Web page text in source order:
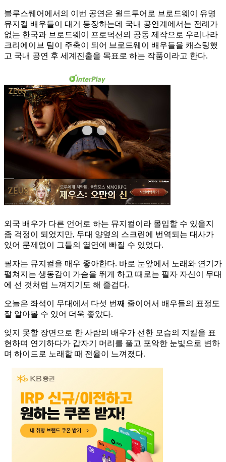
블루스퀘어에서의 이번 공연은 월드투어로 브로드웨이 유명
뮤지컬 배우들이 대거 등장하는데 국내 공연계에서는 전례가
없는 한국과 브로드웨이 프로덕션의 공동 제작으로 우리나라
크리에이브 팀이 주축이 되어 브로드웨이 배우들을 캐스팅했
고 국내 공연 후 세계진출을 목표로 하는 작품이라고 한다.
외국 배우가 다른 언어로 하는 뮤지컬이라 몰입할 수 있을지
좀 걱정이 되었지만, 무대 양옆의 스크린에 번역되는 대사가
있어 문제없이 그들의 열연에 빠질 수 있었다.
필자는 뮤지컬을 매우 좋아한다. 바로 눈앞에서 노래와 연기가
펼쳐지는 생동감이 가슴을 뛰게 하고 때로는 필자 자신이 무대
에 선 것처럼 느껴지기도 해 즐겁다.
오늘은 좌석이 무대에서 다섯 번째 줄이어서 배우들의 표정도
잘 알아볼 수 있어 더욱 좋았다.
잊지 못할 장면으로 한 사람의 배우가 선한 모습의 지킬을 표
현하며 연기하다가 갑자기 머리를 풀고 포악한 눈빛으로 변하
며 하이드로 노래할 때 전율이 느껴졌다.